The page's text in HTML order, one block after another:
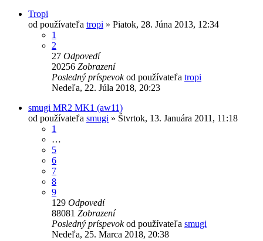
Tropi
od používateľa tropi » Piatok, 28. Júna 2013, 12:34
1
2
27 Odpovedí
20256 Zobrazení
Posledný príspevokod používateľa tropi
Nedeľa, 22. Júla 2018, 20:23
smugi MR2 MK1 (aw11)
od používateľa smugi » Štvrtok, 13. Januára 2011, 11:18
1
…
5
6
7
8
9
129 Odpovedí
88081 Zobrazení
Posledný príspevokod používateľa smugi
Nedeľa, 25. Marca 2018, 20:38